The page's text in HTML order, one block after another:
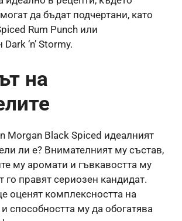
да бъдат подчертани, като
Rum Punch или
‘n’ Stormy.
на
Morgan Black Spiced идеалният
ли е? Внимателният му състав,
му аромати и гъвкавостта му
го правят сериозен кандидат.
оценят комплексността на
способността му да обогатява